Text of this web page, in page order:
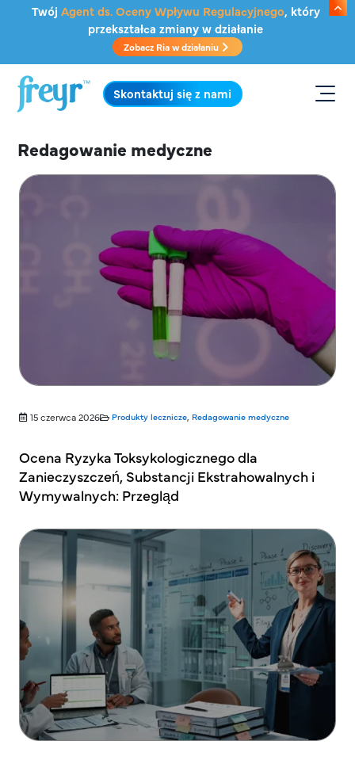
Przejdź do głównej treści
Twój Agent ds. Oceny Wpływu Regulacyjnego, który
przekształca zmiany w działanie
Zobacz Ria w działaniu
.
Skontaktuj się z nami
Redagowanie medyczne
15 czerwca 2026 Produkty lecznicze, Redagowanie medyczne
Ocena Ryzyka Toksykologicznego dla
Zanieczyszczeń, Substancji Ekstrahowalnych i
Wymywalnych: Przegląd